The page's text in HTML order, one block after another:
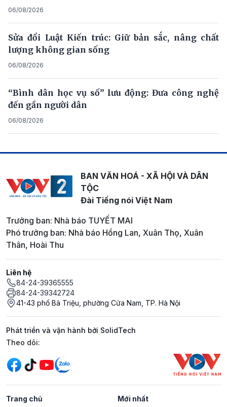
06/08/2026
Sửa đổi Luật Kiến trúc: Giữ bản sắc, nâng chất
lượng không gian sống
06/08/2026
“Bình dân học vụ số” lưu động: Đưa công nghệ
đến gần người dân
06/08/2026
BAN VĂN HOÁ - XÃ HỘI VÀ DÂN
TỘC
Đài Tiếng nói Việt Nam
Trưởng ban: Nhà báo TUYẾT MAI
Phó trưởng ban: Nhà báo Hồng Lan, Xuân Thọ, Xuân
Thân, Hoài Thu
Liên hệ
84-24-39365555
84-24-39342724
41-43 phố Bà Triệu, phường Cửa Nam, TP. Hà Nội
Phát triển và vận hành bởi SolidTech
Mạng xã hội
Theo dõi:
Trang chủ Mới nhất